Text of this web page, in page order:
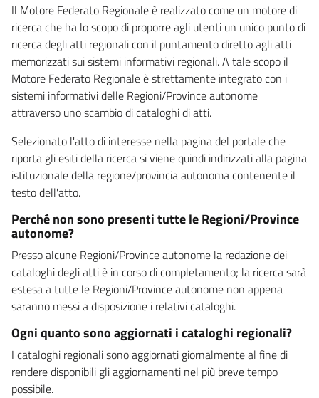
Il Motore Federato Regionale è realizzato come un motore di
ricerca che ha lo scopo di proporre agli utenti un unico punto di
ricerca degli atti regionali con il puntamento diretto agli atti
memorizzati sui sistemi informativi regionali. A tale scopo il
Motore Federato Regionale è strettamente integrato con i
sistemi informativi delle Regioni/Province autonome
attraverso uno scambio di cataloghi di atti.
Selezionato l'atto di interesse nella pagina del portale che
riporta gli esiti della ricerca si viene quindi indirizzati alla pagina
istituzionale della regione/provincia autonoma contenente il
testo dell'atto.
Perché non sono presenti tutte le Regioni/Province
autonome?
Presso alcune Regioni/Province autonome la redazione dei
cataloghi degli atti è in corso di completamento; la ricerca sarà
estesa a tutte le Regioni/Province autonome non appena
saranno messi a disposizione i relativi cataloghi.
Ogni quanto sono aggiornati i cataloghi regionali?
I cataloghi regionali sono aggiornati giornalmente al fine di
rendere disponibili gli aggiornamenti nel più breve tempo
possibile.